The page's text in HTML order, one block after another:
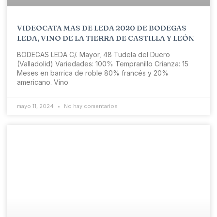
VIDEOCATA MAS DE LEDA 2020 DE BODEGAS
LEDA, VINO DE LA TIERRA DE CASTILLA Y LEÓN
BODEGAS LEDA C/. Mayor, 48 Tudela del Duero
(Valladolid) Variedades: 100% Tempranillo Crianza: 15
Meses en barrica de roble 80% francés y 20%
americano. Vino
mayo 11, 2024 No hay comentarios